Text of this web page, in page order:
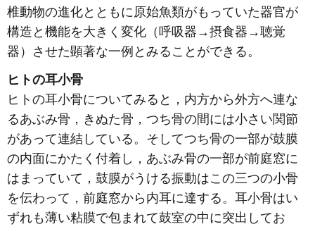
椎動物の進化とともに原始魚類がもっていた器官が
構造と機能を大きく変化（呼吸器→摂食器→聴覚
器）させた顕著な一例とみることができる。
ヒトの耳小骨
ヒトの耳小骨についてみると，内方から外方へ連な
るあぶみ骨，きぬた骨，つち骨の間には小さい関節
があって連結している。そしてつち骨の一部が鼓膜
の内面にかたく付着し，あぶみ骨の一部が前庭窓に
はまっていて，鼓膜がうける振動はこの三つの小骨
を伝わって，前庭窓から内耳に達する。耳小骨はい
ずれも薄い粘膜で包まれて鼓室の中に突出してお